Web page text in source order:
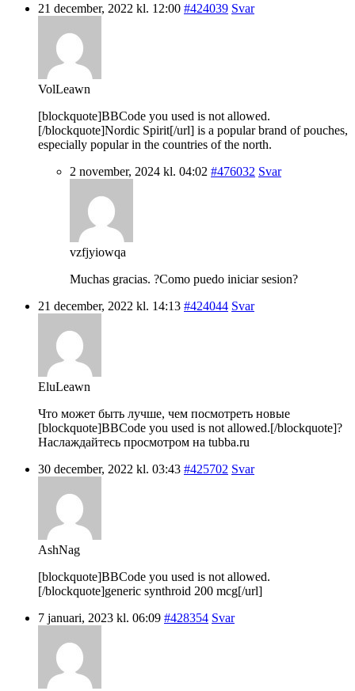
21 december, 2022 kl. 12:00 #424039 Svar
VolLeawn
[blockquote]BBCode you used is not allowed.
[/blockquote]Nordic Spirit[/url] is a popular brand of pouches,
especially popular in the countries of the north.
2 november, 2024 kl. 04:02 #476032 Svar
vzfjyiowqa
Muchas gracias. ?Como puedo iniciar sesion?
21 december, 2022 kl. 14:13 #424044 Svar
EluLeawn
Что может быть лучше, чем посмотреть новые
[blockquote]BBCode you used is not allowed.[/blockquote]?
Наслаждайтесь просмотром на tubba.ru
30 december, 2022 kl. 03:43 #425702 Svar
AshNag
[blockquote]BBCode you used is not allowed.
[/blockquote]generic synthroid 200 mcg[/url]
7 januari, 2023 kl. 06:09 #428354 Svar